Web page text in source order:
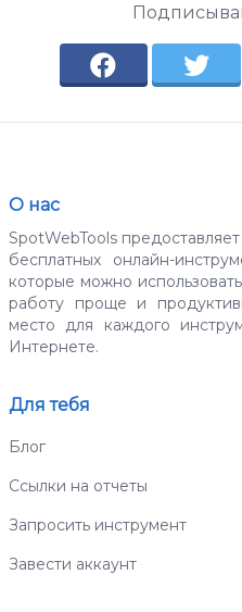
О нас
SpotWebTools
бесплатных онлайн-
которые можно
работу проще и
место для каждого
Интернете.
Для тебя
Блог
Ссылки на отчеты
Запросить инструмент
Завести аккаунт